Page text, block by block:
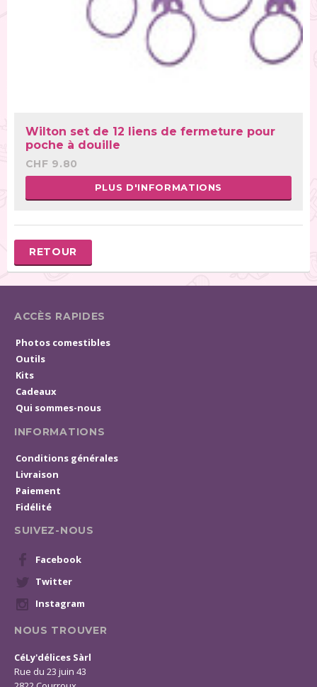
Wilton set de 12 liens de fermeture pour
poche à douille
CHF 9.80
PLUS D'INFORMATIONS
RETOUR
ACCÈS RAPIDES
Photos comestibles
Outils
Kits
Cadeaux
Qui sommes-nous
INFORMATIONS
Conditions générales
Livraison
Paiement
Fidélité
SUIVEZ-NOUS
Facebook
Twitter
Instagram
NOUS TROUVER
CéLy'délices Sàrl
Rue du 23 juin 43